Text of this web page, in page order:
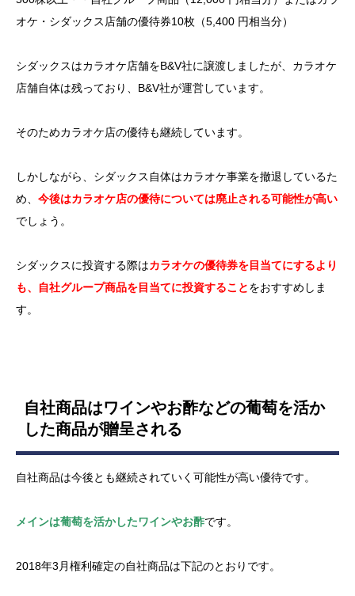
オケ・シダックス店舗の優待券10枚（5,400 円相当分）
シダックスはカラオケ店舗をB&V社に譲渡しましたが、カラオケ
店舗自体は残っており、B&V社が運営しています。
そのためカラオケ店の優待も継続しています。
しかしながら、シダックス自体はカラオケ事業を撤退しているた
め、 今後はカラオケ店の優待については廃止される可能性が高い
でしょう。
シダックスに投資する際はカラオケの優待券を目当てにするより
も、自社グループ商品を目当てに投資することをおすすめしま
す。
自社商品はワインやお酢などの葡萄を活か
した商品が贈呈される
自社商品は今後とも継続されていく可能性が高い優待です。
メインは葡萄を活かしたワインやお酢です。
2018年3月権利確定の自社商品は下記のとおりです。